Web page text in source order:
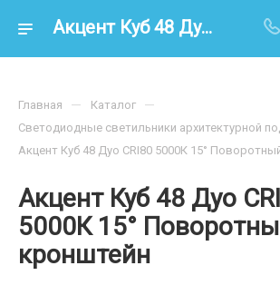
Акцент Куб 48 Дуо CRI80 5000К 15° Поворотный кронштейн – купить по цене 12900.00 в интернет-магазине energoresurs-spb.ru
Акцент Куб 48 Дуо
5000К 15°
кронштейн
Главная — Каталог —
Светодиодные светильники архитектурной
Акцент Куб 48 Дуо CRI80 5000К 15°